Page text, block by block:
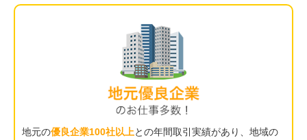
地元の優良企業100社以上 との年間取引実績があり、地域の